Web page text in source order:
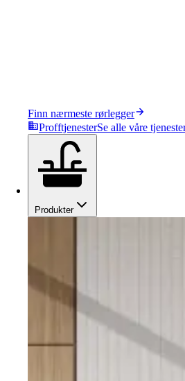
Finn nærmeste rørlegger
ProfftjenesterSe alle våre
Produkter